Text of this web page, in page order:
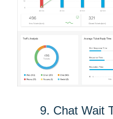
9. Chat Wait